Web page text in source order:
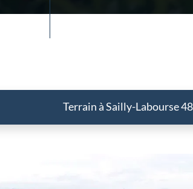
Terrain à Sailly-Labourse